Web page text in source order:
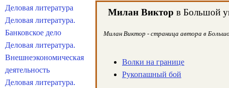
Милан Виктор в Большой
Милан Виктор - страница автора в
Волки на границе
Рукопашный бой
Деловая литература
Деловая литература.
Банковское дело
Деловая литература.
Внешнеэкономическая
деятельность
Деловая литература.